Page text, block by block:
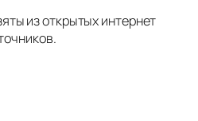
из открытых интернет